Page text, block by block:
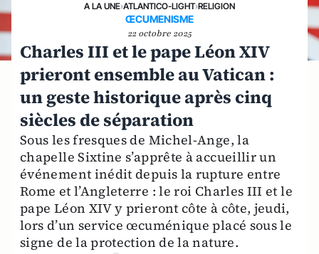
A LA UNE›ATLANTICO-LIGHT›RELIGION
ŒCUMENISME
22 octobre 2025
Charles III et le pape Léon XIV
prieront ensemble au Vatican :
un geste historique après cinq
siècles de séparation
Sous les fresques de Michel-Ange, la
chapelle Sixtine s’apprête à accueillir un
événement inédit depuis la rupture entre
Rome et l’Angleterre : le roi Charles III et le
pape Léon XIV y prieront côte à côte, jeudi,
lors d’un service œcuménique placé sous le
signe de la protection de la nature.